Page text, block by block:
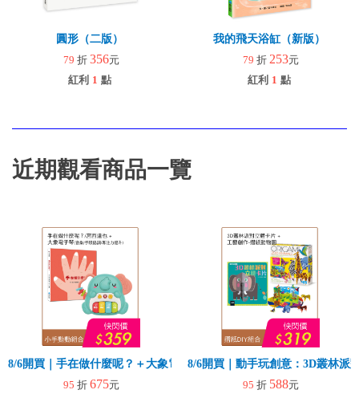
圓形（二版）
79 折 356元
紅利 1 點
我的飛天浴缸（新版）
79 折 253元
紅利 1 點
近期觀看商品一覽
8/6開買｜手在做什麼呢？＋大象電子琴
95 折 675元
8/6開買｜動手玩創意：3D叢林派
95 折 588元